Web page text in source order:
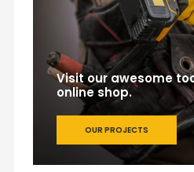
Visit our awesome
online shop.
OUR PROJECTS